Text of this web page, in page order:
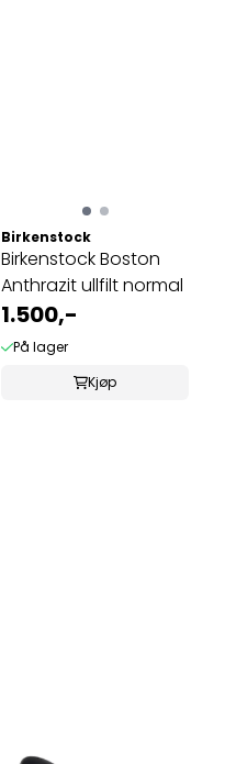
Birkenstock
Birkenstock Boston
Anthrazit ullfilt normal
1.500,-
På lager
Kjøp